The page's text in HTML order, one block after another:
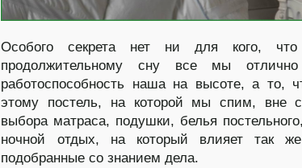
Особого секрета нет ни для кого, что
продолжительному сну все мы
работоспособность наша на высоте, а то,
этому постель, на которой мы спим, вне
выбора матраса, подушки, белья
ночной отдых, на который влияет так
подобранные со знанием дела.